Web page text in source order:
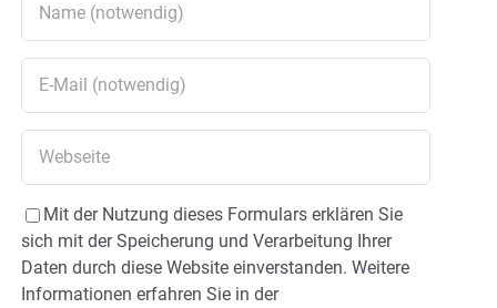
Mit der Nutzung dieses Formulars erklären Sie
sich mit der Speicherung und Verarbeitung Ihrer
Daten durch diese Website einverstanden. Weitere
Informationen erfahren Sie in der